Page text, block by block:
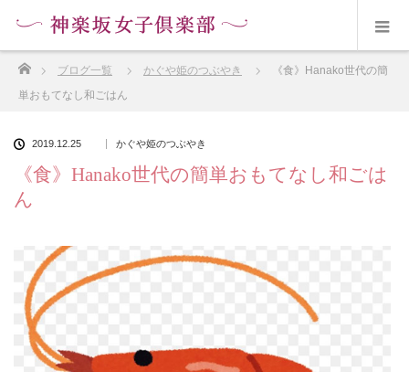
ブログ一覧 かぐや姫のつぶやき
《食》Hanako世代の簡
単おもてなし和ごはん
2019.12.25 かぐや姫のつぶやき
《食》Hanako世代の簡単おもてなし和ごは
ん